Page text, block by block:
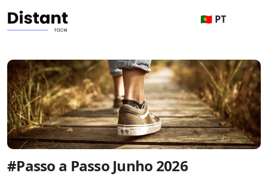
🇵🇹 PT
#Passo a Passo Junho 2026